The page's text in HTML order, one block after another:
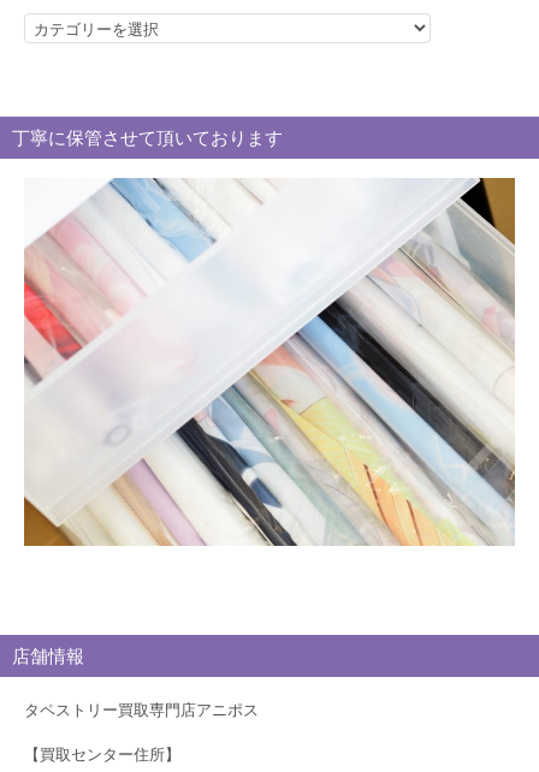
カ
リ
ー
ロ
グ
丁寧に保管させて頂いております
店舗情報
タペストリー買取専門店アニポス
【買取センター住所】